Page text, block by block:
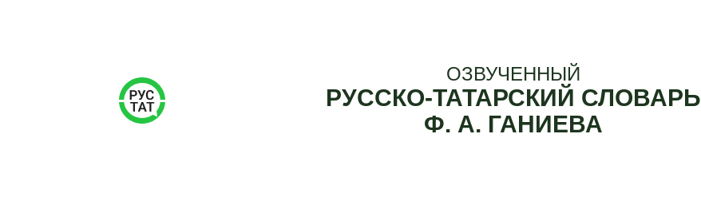
ОЗВУЧЕННЫЙ
РУССКО-ТАТАРСКИЙ СЛОВАРЬ
Ф. А. ГАНИЕВА